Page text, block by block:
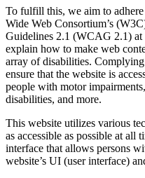
To fulfill this, we aim to
Wide Web Consortium’s
Guidelines 2.1 (WCAG 2.1)
explain how to make web
array of disabilities.
ensure that the website is
people with motor
disabilities, and more.
This website utilizes various
as accessible as possible at all
interface that allows persons
website’s UI (user interface)